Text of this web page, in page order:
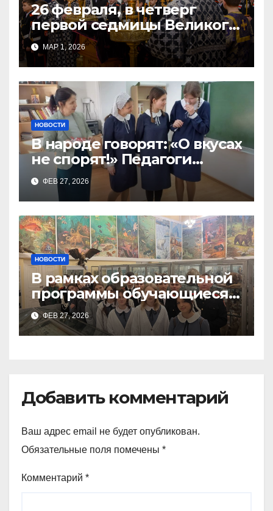
26 февраля, в четверг
первой седмицы Великого
Поста, в Свято-Никольском
храме состоялось Великое
МАР 1, 2026
НОВОСТИ
В народе говорят: «О вкусах
не спорят!» Педагоги
поварского отделения
Тимченко О.О.
ФЕВ 27, 2026
НОВОСТИ
В рамках образовательной
программы обучающиеся
9а,8,9б классов посетили
зоологический музей и
ФЕВ 27, 2026
Добавить комментарий
Ваш адрес email не будет опубликован.
Обязательные поля помечены *
Комментарий *